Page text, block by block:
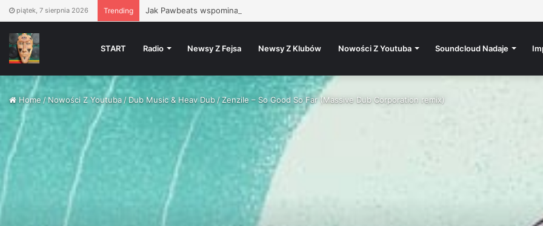
piątek, 7 sierpnia 2026 Trending Jak Pawbeats wspomina początki w branży? | 20 lat Step Records
START Radio Newsy Z Fejsa Newsy Z Klubów Nowości Z Youtuba Soundcloud Nadaje
Home /Nowości Z Youtuba / Dub Music & Heav Dub/Zenzile – So Good So Far (Massive Dub Corporation remix)